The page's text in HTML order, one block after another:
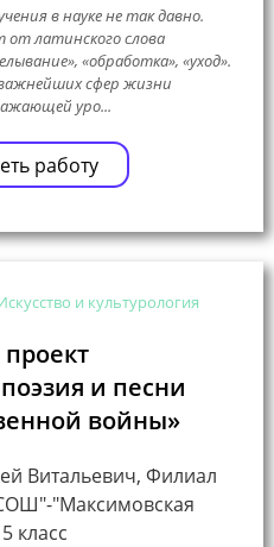
в науке не так давно.
от латинского слова
«обработка», «уход».
сфер жизни
уро...
работу
и культурология
и песни
войны»
Витальевич, Филиал
"Максимовская
класс